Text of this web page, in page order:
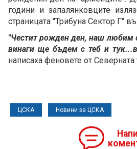
години и запалянковците
страницата "Трибуна Сектор Г"
"Честит рожден ден, наш любим
винаги ще бъдем с теб и
написаха феновете от Северната
ЦСКА Новини за ЦСКА